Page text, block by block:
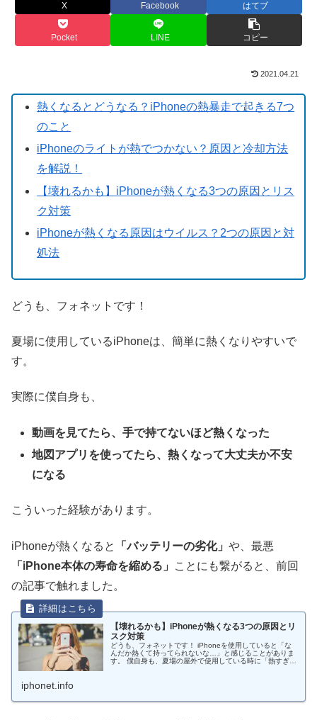
X Facebook はてブ
Pocket LINE コピー
2021.04.21
熱くなるとどうなる？iPhoneの熱暴走で起きる7つ
のこと
iPhoneのライトが熱でつかない？原因と冷却方法
を解説！
【壊れるかも】iPhoneが熱くなる3つの原因とリス
ク対策
iPhoneが熱くなる原因はウイルス？2つの原因と対
処法
どうも、フォネットです！
夏場に使用しているiPhoneは、簡単に熱くなりやすいで
す。
実際に僕自身も、
動画を見てたら、手で持てないほど熱くなった
地図アプリを使ってたら、熱くなって大丈夫か不安
になる
こういった経験があります。
iPhoneが熱くなると 「バッテリーの劣化」 や、最悪
「iPhone本体の寿命を縮める」
ことにも繋がると、前回
の記事で触れました。
【壊れるかも】iPhoneが熱くなる3つの原因とリ
スク対策
どうも、フォネットです！ iPhoneを使用していると「な
んだか熱くて持ってられないな…」と感じることがありま
す。 僕自身も、夏場の屋外で使用している時に「熱すぎな
iphonet.info